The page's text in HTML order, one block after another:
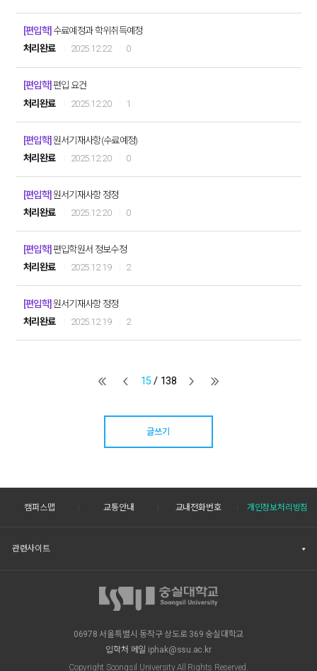
[편입학] 수료예정과 학위취득예정
처리완료
2025.12.22 0
[편입학] 편입 요건
처리완료
2025.12.20 1
[편입학] 원서기재사항(수료예정)
처리완료
2025.12.20 0
[편입학] 원서기재사항 정정
처리완료
2025.12.20 0
[편입학] 편입학원서 정보수정
처리완료
2025.12.19 2
[편입학] 원서기재사항 정정
처리완료
2025.12.19 2
15 / 138
글쓰기
캠퍼스맵 교통안내 교내전화번호 개인정보처리방침
관련사이트
06978 서울특별시 동작구 상도로 369 숭실대학교
입학처 메일 iphak@ssu.ac.kr
Copyright Soongsil University All Rights Reserved.